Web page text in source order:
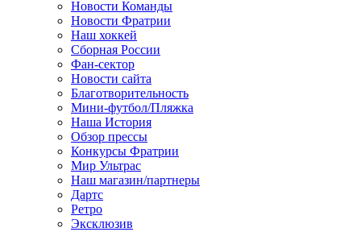
Новости Команды
Новости Фратрии
Наш хоккей
Сборная России
Фан-cектор
Новости сайта
Благотворительность
Мини-футбол/Пляжка
Наша История
Обзор прессы
Конкурсы Фратрии
Мир Ультрас
Наш магазин/партнеры
Дартс
Ретро
Эксклюзив